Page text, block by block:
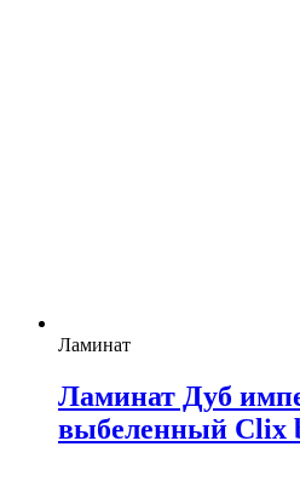
Ламинат
Ламинат Дуб
выбеленный Clix